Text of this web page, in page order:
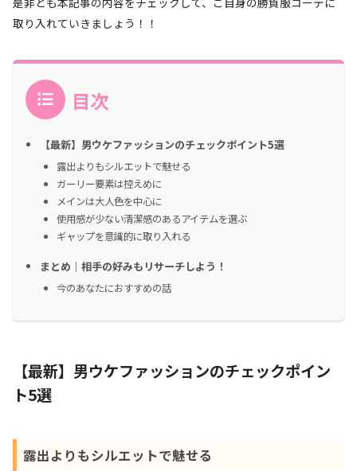
取り入れていきましょう！！
目次
【最新】男ウケファッションのチェックポイント5選
露出よりもシルエットで魅せる
ガーリー要素は控えめに
メインは大人色を中心に
使用感が少ない清潔感のあるアイテムを選ぶ
ギャップを意識的に取り入れる
まとめ｜相手の好みもリサーチしよう！
今のあなたにおすすめの話
【最新】男ウケファッションのチェックポイン
ト5選
露出よりもシルエットで魅せる